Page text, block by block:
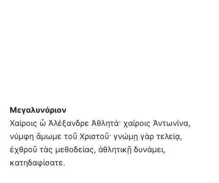
Μεγαλυνάριον
Χαίροις ὦ Ἀλέξανδρε Ἀθλητά· χαίροις Ἀντωνίνα,
νύμφη ἄμωμε τοῦ Χριστοῦ· γνώμῃ γὰρ τελείᾳ,
ἐχθροῦ τὰς μεθοδείας, ἀθλητικῇ δυνάμει,
κατηδαφίσατε.